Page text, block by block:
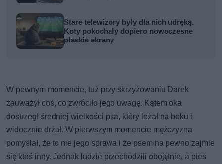
Stare telewizory były dla nich udręką.
Koty pokochały dopiero nowoczesne
płaskie ekrany
W pewnym momencie, tuż przy skrzyżowaniu Darek
zauważył coś, co zwróciło jego uwagę. Kątem oka
dostrzegł średniej wielkości psa, który leżał na boku i
widocznie drżał. W pierwszym momencie mężczyzna
pomyślał, że to nie jego sprawa i że psem na pewno zajmie
się ktoś inny. Jednak ludzie przechodzili obojętnie, a pies